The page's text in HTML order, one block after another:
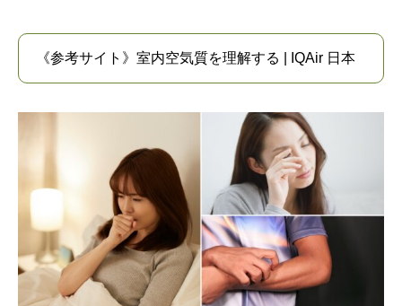
《参考サイト》室内空気質を理解する | IQAir 日本